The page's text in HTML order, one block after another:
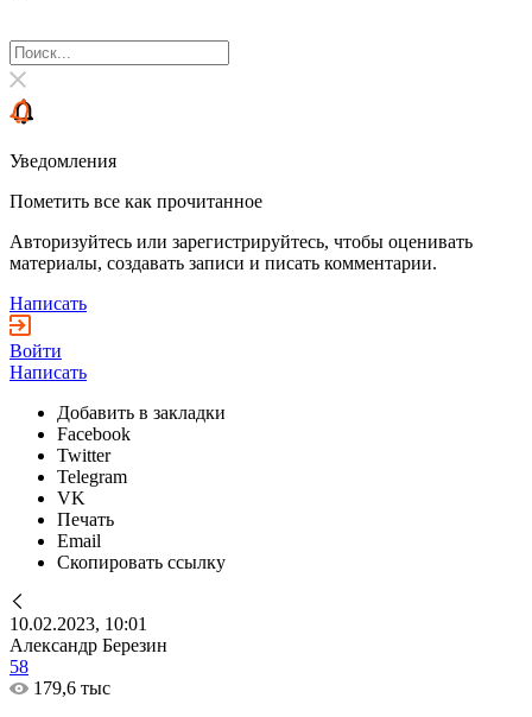
Уведомления
Пометить все как прочитанное
Авторизуйтесь или зарегистрируйтесь, чтобы оценивать
материалы, создавать записи и писать комментарии.
Написать
Войти
Написать
Добавить в закладки
Facebook
Twitter
Telegram
VK
Печать
Email
Скопировать ссылку
10.02.2023, 10:01
Александр Березин
58
179,6 тыс